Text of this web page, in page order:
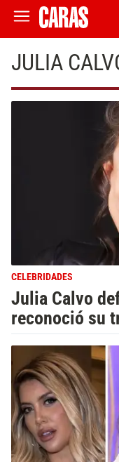
JULIA
CELEBRIDADES
Julia Calvo
reconoció su